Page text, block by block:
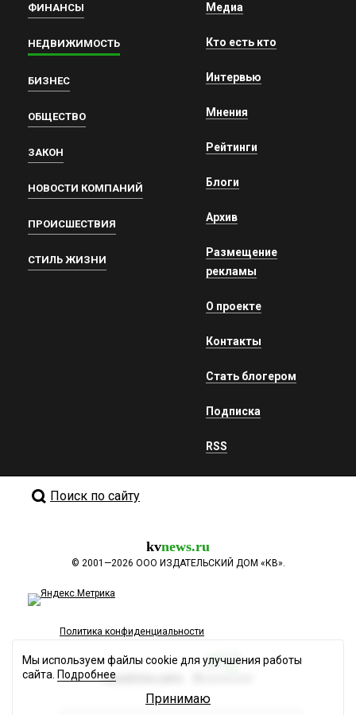
ФИНАНСЫ
НЕДВИЖИМОСТЬ
БИЗНЕС
ОБЩЕСТВО
ЗАКОН
НОВОСТИ КОМПАНИЙ
ПРОИСШЕСТВИЯ
СТИЛЬ ЖИЗНИ
Медиа
Кто есть кто
Интервью
Мнения
Рейтинги
Блоги
Архив
Размещение
рекламы
О проекте
Контакты
Стать блогером
Подписка
RSS
Поиск по сайту
kvnews.ru
© 2001—2026 ООО ИЗДАТЕЛЬСКИЙ ДОМ «КВ».
Политика конфиденциальности
Разработка сайта
Мы используем файлы cookie для улучшения работы
сайта. Подробнее
Принимаю